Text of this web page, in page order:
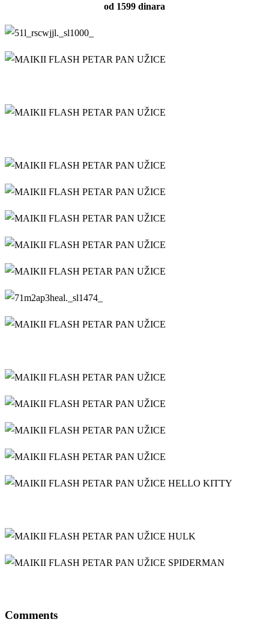
od 1599 dinara
Comments